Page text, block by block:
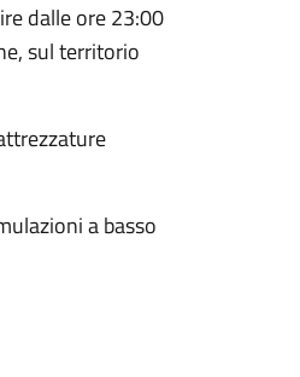
dalle ore 23:00
sul territorio
a basso